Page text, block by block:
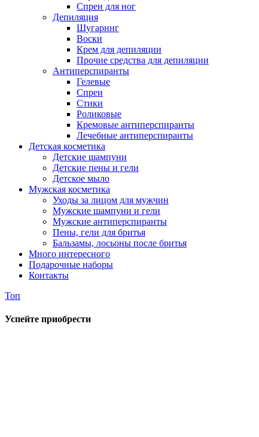
Спреи для ног
Депиляция
Шугаринг
Воски
Крем для депиляции
Прочие средства для депиляции
Антиперспиранты
Гелевые
Спреи
Стики
Роликовые
Кремовые антиперспиранты
Лечебные антиперспиранты
Детская косметика
Детские шампуни
Детские пены и гели
Детское мыло
Мужская косметика
Уходы за лицом для мужчин
Мужские шампуни и гели
Мужские антиперспиранты
Пены, гели для бритья
Бальзамы, лосьоны после бритья
Много интересного
Подарочные наборы
Контакты
Топ
Успейте приобрести